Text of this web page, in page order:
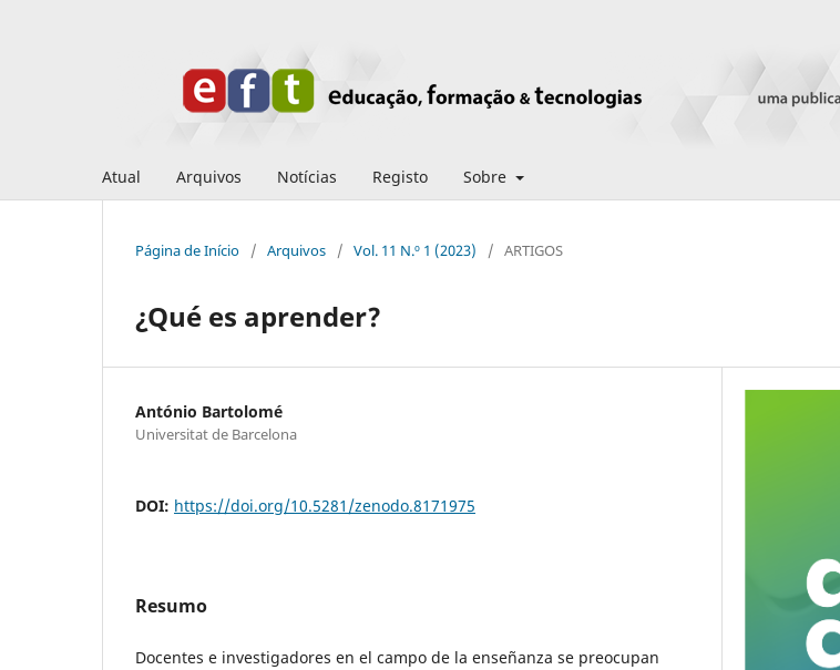
Atual Arquivos Notícias Registo Sobre
Página de Início / Arquivos / Vol. 11 N.º 1 (2023) / ARTIGOS
¿Qué es aprender?
António Bartolomé
Universitat de Barcelona
DOI: https://doi.org/10.5281/zenodo.8171975
Resumo
Docentes e investigadores en el campo de la enseñanza se preocupan